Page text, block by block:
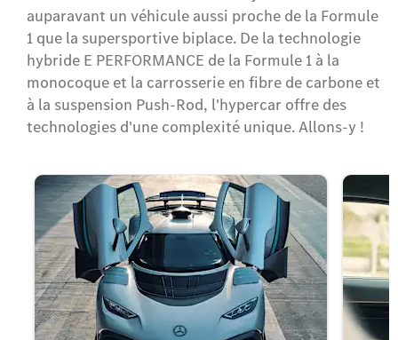
auparavant un véhicule aussi proche de la Formule
1 que la supersportive biplace. De la technologie
hybride E PERFORMANCE de la Formule 1 à la
monocoque et la carrosserie en fibre de carbone et
à la suspension Push-Rod, l'hypercar offre des
technologies d'une complexité unique. Allons-y !​